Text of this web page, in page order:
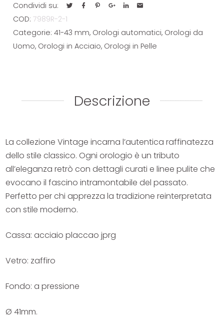
Condividi su:
COD:7989R-2-1
Categorie:41-43 mm, Orologi automatici, Orologi da
Uomo, Orologi in Acciaio, Orologi in Pelle
Descrizione
La collezione Vintage incarna l’autentica raffinatezza
dello stile classico. Ogni orologio è un tributo
all’eleganza retrò con dettagli curati e linee pulite che
evocano il fascino intramontabile del passato.
Perfetto per chi apprezza la tradizione reinterpretata
con stile moderno.
Cassa: acciaio placcao jprg
Vetro: zaffiro
Fondo: a pressione
Ø 41mm.